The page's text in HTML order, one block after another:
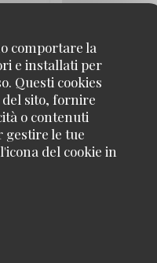
comportare la
e installati per
Questi cookies
sito, fornire
o contenuti
gestire le tue
del cookie in
: 5 /5